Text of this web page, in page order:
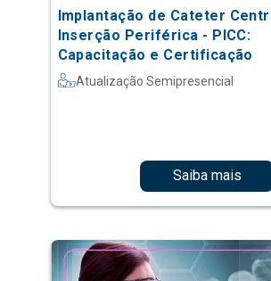
Implantação de Cateter
Inserção Periférica - PICC:
Capacitação e Certificação
Atualização Semipresencial
Saiba mais